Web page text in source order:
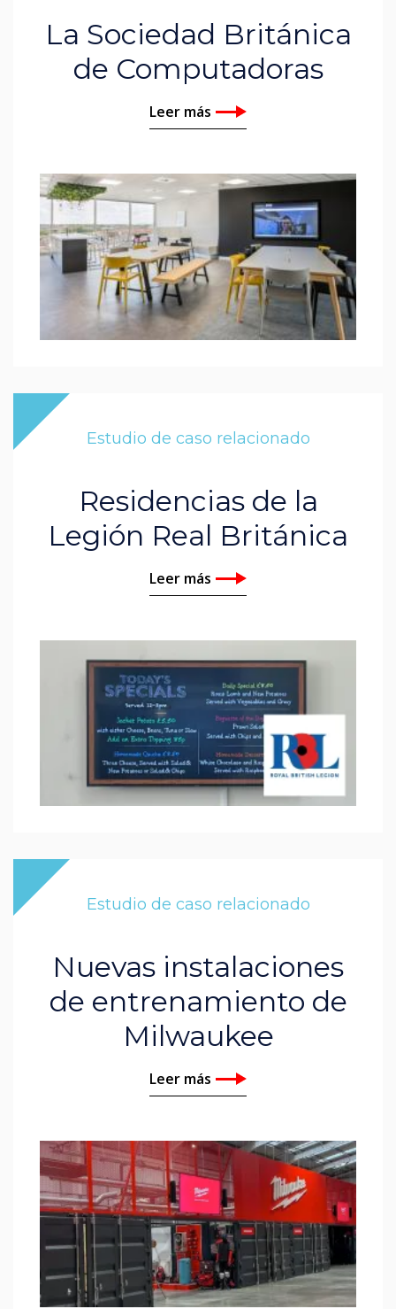
La Sociedad Británica
de Computadoras
Leer más
Estudio de caso relacionado
Residencias de la
Legión Real Británica
Leer más
Estudio de caso relacionado
Nuevas instalaciones
de entrenamiento de
Milwaukee
Leer más